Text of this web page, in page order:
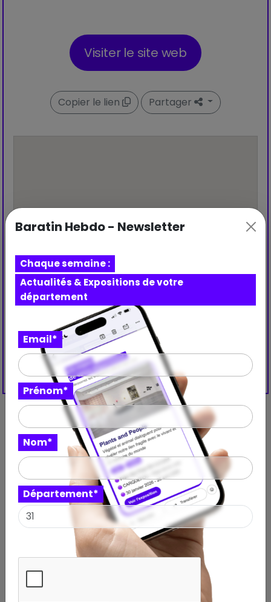
Visiter le site web
Copier le lien Partager
Découvrez aussi ces
expositions à proximité
Baratin Hebdo - Newsletter
Chaque semaine :
Actualités & Expositions de votre
département
Email*
Prénom*
Nom*
Département*